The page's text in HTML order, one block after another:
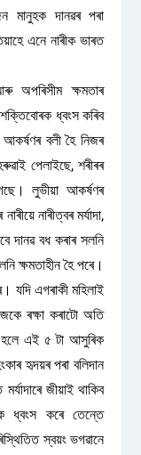
মানুহক দানৱৰ পৰা
এনে নাৰীক ভাৰত
অপৰিসীম ক্ষমতাৰ
ধ্বংস কৰিব
বলী হৈ নিজৰ
পেলাইছে, শৰীৰৰ
লুভীয়া আকৰ্ষণৰ
নাৰীত্বৰ মৰ্যাদা,
দানৱ বধ কৰাৰ সলনি
ক্ষমতাহীন হৈ পৰে।
যদি এগৰাকী মহিলাই
ৰক্ষা কৰাটো অতি
হলে এই ৫ টা আসুৰিক
হৃদয়ৰ পৰা বলিদান
জীয়াই থাকিব
ধ্বংস কৰে তেন্তে
স্বয়ং ভগৱানে